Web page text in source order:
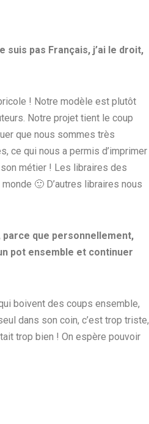
suis pas Français, j’ai le droit,
! Notre modèle est plutôt
Notre projet tient le coup
que nous sommes très
ce qui nous a permis d’imprimer
métier ! Les libraires des
🙂 D’autres libraires nous
parce que personnellement,
pot ensemble et continuer
boivent des coups ensemble,
dans son coin, c’est trop triste,
trop bien ! On espère pouvoir